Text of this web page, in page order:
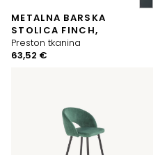
METALNA BARSKA
STOLICA FINCH,
Preston tkanina
63,52 €